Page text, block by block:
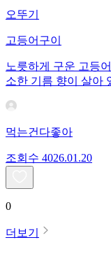
오뚜기
고등어구이
노릇하게 구운 고등
소한 기름 향이 살아
먹는건다좋아
조회수 4026.01.20
0
더보기